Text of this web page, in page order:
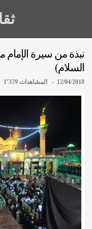
نبذة من سيرة
السلام)
12/04/2018 - المشاهدات 1٬379